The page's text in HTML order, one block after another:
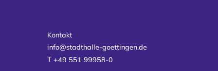
Kontakt
info@stadthalle-goettingen.de
T +49 551 99958-0